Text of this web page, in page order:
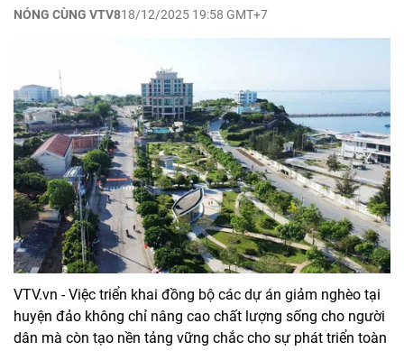
NÓNG CÙNG VTV818/12/2025 19:58 GMT+7
VTV.vn - Việc triển khai đồng bộ các dự án giảm nghèo tại
huyện đảo không chỉ nâng cao chất lượng sống cho người
dân mà còn tạo nền tảng vững chắc cho sự phát triển toàn